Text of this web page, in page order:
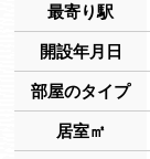
最寄り駅
開設年月日
部屋のタイプ
居室㎡